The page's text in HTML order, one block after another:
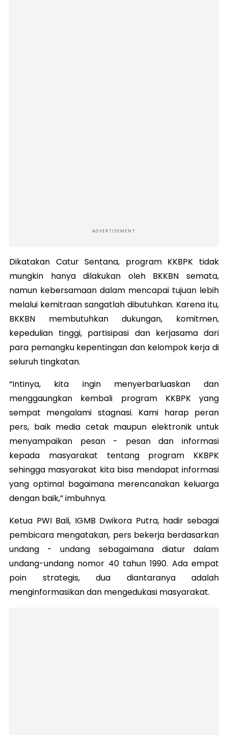
ADVERTISEMENT
Dikatakan Catur Sentana, program KKBPK tidak
mungkin hanya dilakukan oleh BKKBN semata,
namun kebersamaan dalam mencapai tujuan lebih
melalui kemitraan sangatlah dibutuhkan. Karena itu,
BKKBN membutuhkan dukungan, komitmen,
kepedulian tinggi, partisipasi dan kerjasama dari
para pemangku kepentingan dan kelompok kerja di
seluruh tingkatan.
“Intinya, kita ingin menyerbarluaskan dan
menggaungkan kembali program KKBPK yang
sempat mengalami stagnasi. Kami harap peran
pers, baik media cetak maupun elektronik untuk
menyampaikan pesan - pesan dan informasi
kepada masyarakat tentang program KKBPK
sehingga masyarakat kita bisa mendapat informasi
yang optimal bagaimana merencanakan keluarga
dengan baik,” imbuhnya.
Ketua PWI Bali, IGMB Dwikora Putra, hadir sebagai
pembicara mengatakan, pers bekerja berdasarkan
undang - undang sebagaimana diatur dalam
undang-undang nomor 40 tahun 1990. Ada empat
poin strategis, dua diantaranya adalah
menginformasikan dan mengedukasi masyarakat.